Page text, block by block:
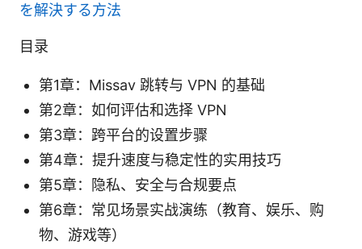
を解決する方法
目录
第1章：Missav 跳转与 VPN 的基础
第2章：如何评估和选择 VPN
第3章：跨平台的设置步骤
第4章：提升速度与稳定性的实用技巧
第5章：隐私、安全与合规要点
第6章：常见场景实战演练（教育、娱乐、购
物、游戏等）